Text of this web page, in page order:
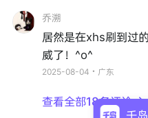
乔溯
居然是在xhs刷到过
威了！^o^
2025-08-04・广东
查看全部18条评论 
千